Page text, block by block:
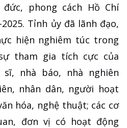
phong cách Hồ Chí
Tỉnh ủy đã lãnh đạo,
hiện nghiêm túc trong
tham gia tích cực của
nhà báo, nhà nghiên
nhân dân, người hoạt
hóa, nghệ thuật; các cơ
đơn vị có hoạt động